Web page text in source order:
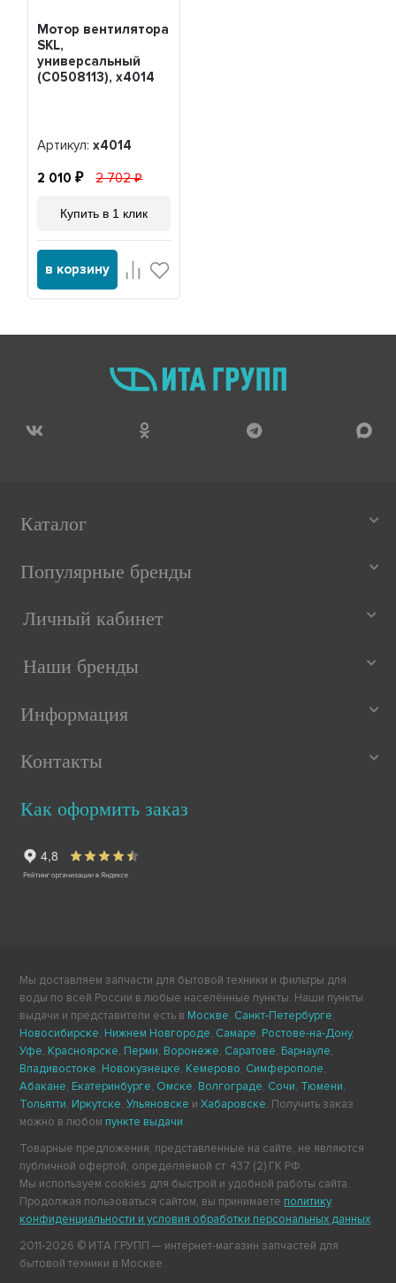
Мотор вентилятора
SKL,
универсальный
(C0508113), x4014
Артикул:x4014
2 010 2 702
Купить в 1 клик
в корзину
Каталог
Популярные бренды
Личный кабинет
Наши бренды
Информация
Контакты
Как оформить заказ
Мы доставляем запчасти для бытовой техники и фильтры для
воды по всей России в любые населённые пункты. Наши пункты
выдачи и представители есть в Москве, Санкт-Петербурге,
Новосибирске, Нижнем Новгороде, Самаре, Ростове-на-Дону,
Уфе, Красноярске, Перми, Воронеже, Саратове, Барнауле,
Владивостоке, Новокузнецке, Кемерово, Симферополе,
Абакане, Екатеринбурге, Омске, Волгограде, Сочи, Тюмени,
Тольятти, Иркутске,Ульяновске иХабаровске. Получить заказ
можно в любом пункте выдачи.
Товарные предложения, представленные на сайте, не являются
публичной офертой, определяемой ст. 437 (2) ГК РФ.
Мы используем cookies для быстрой и удобной работы сайта.
Продолжая пользоваться сайтом, вы принимаете политику
конфиденциальности и условия обработки персональных данных.
2011-2026 © ИТА ГРУПП — интернет-магазин запчастей для
бытовой техники в Москве.